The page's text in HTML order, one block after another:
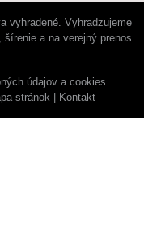
vyhradené. Vyhradzujeme
a na verejný prenos
údajov a cookies
stránok Kontakt